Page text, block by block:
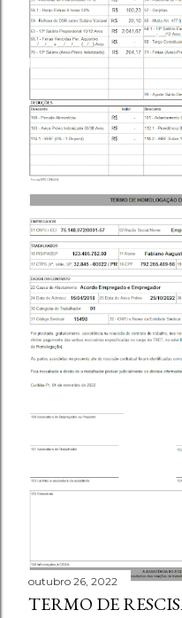
outubro 26, 2022
TERMO DE